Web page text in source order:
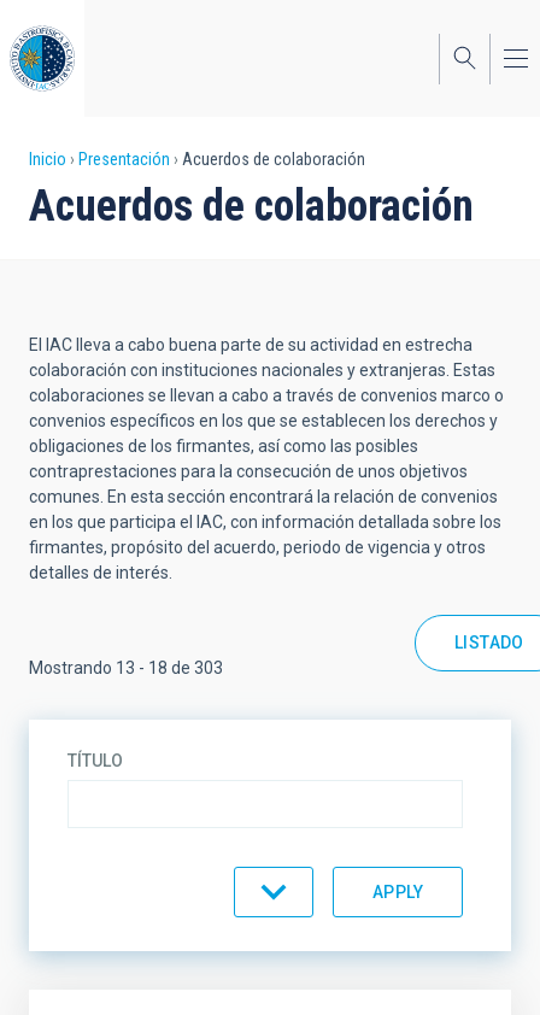
al
contenido
principal
Sobrescribir
enlaces
a
la
navegación
Inicio Presentación Acuerdos de colaboración
Acuerdos de colaboración
El IAC lleva a cabo buena parte de su actividad en estrecha
colaboración con instituciones nacionales y extranjeras. Estas
colaboraciones se llevan a cabo a través de convenios marco o
convenios específicos en los que se establecen los derechos y
obligaciones de los firmantes, así como las posibles
contraprestaciones para la consecución de unos objetivos
comunes. En esta sección encontrará la relación de convenios
en los que participa el IAC, con información detallada sobre los
firmantes, propósito del acuerdo, periodo de vigencia y otros
detalles de interés.
LISTADO
Mostrando 13 - 18 de 303
TÍTULO